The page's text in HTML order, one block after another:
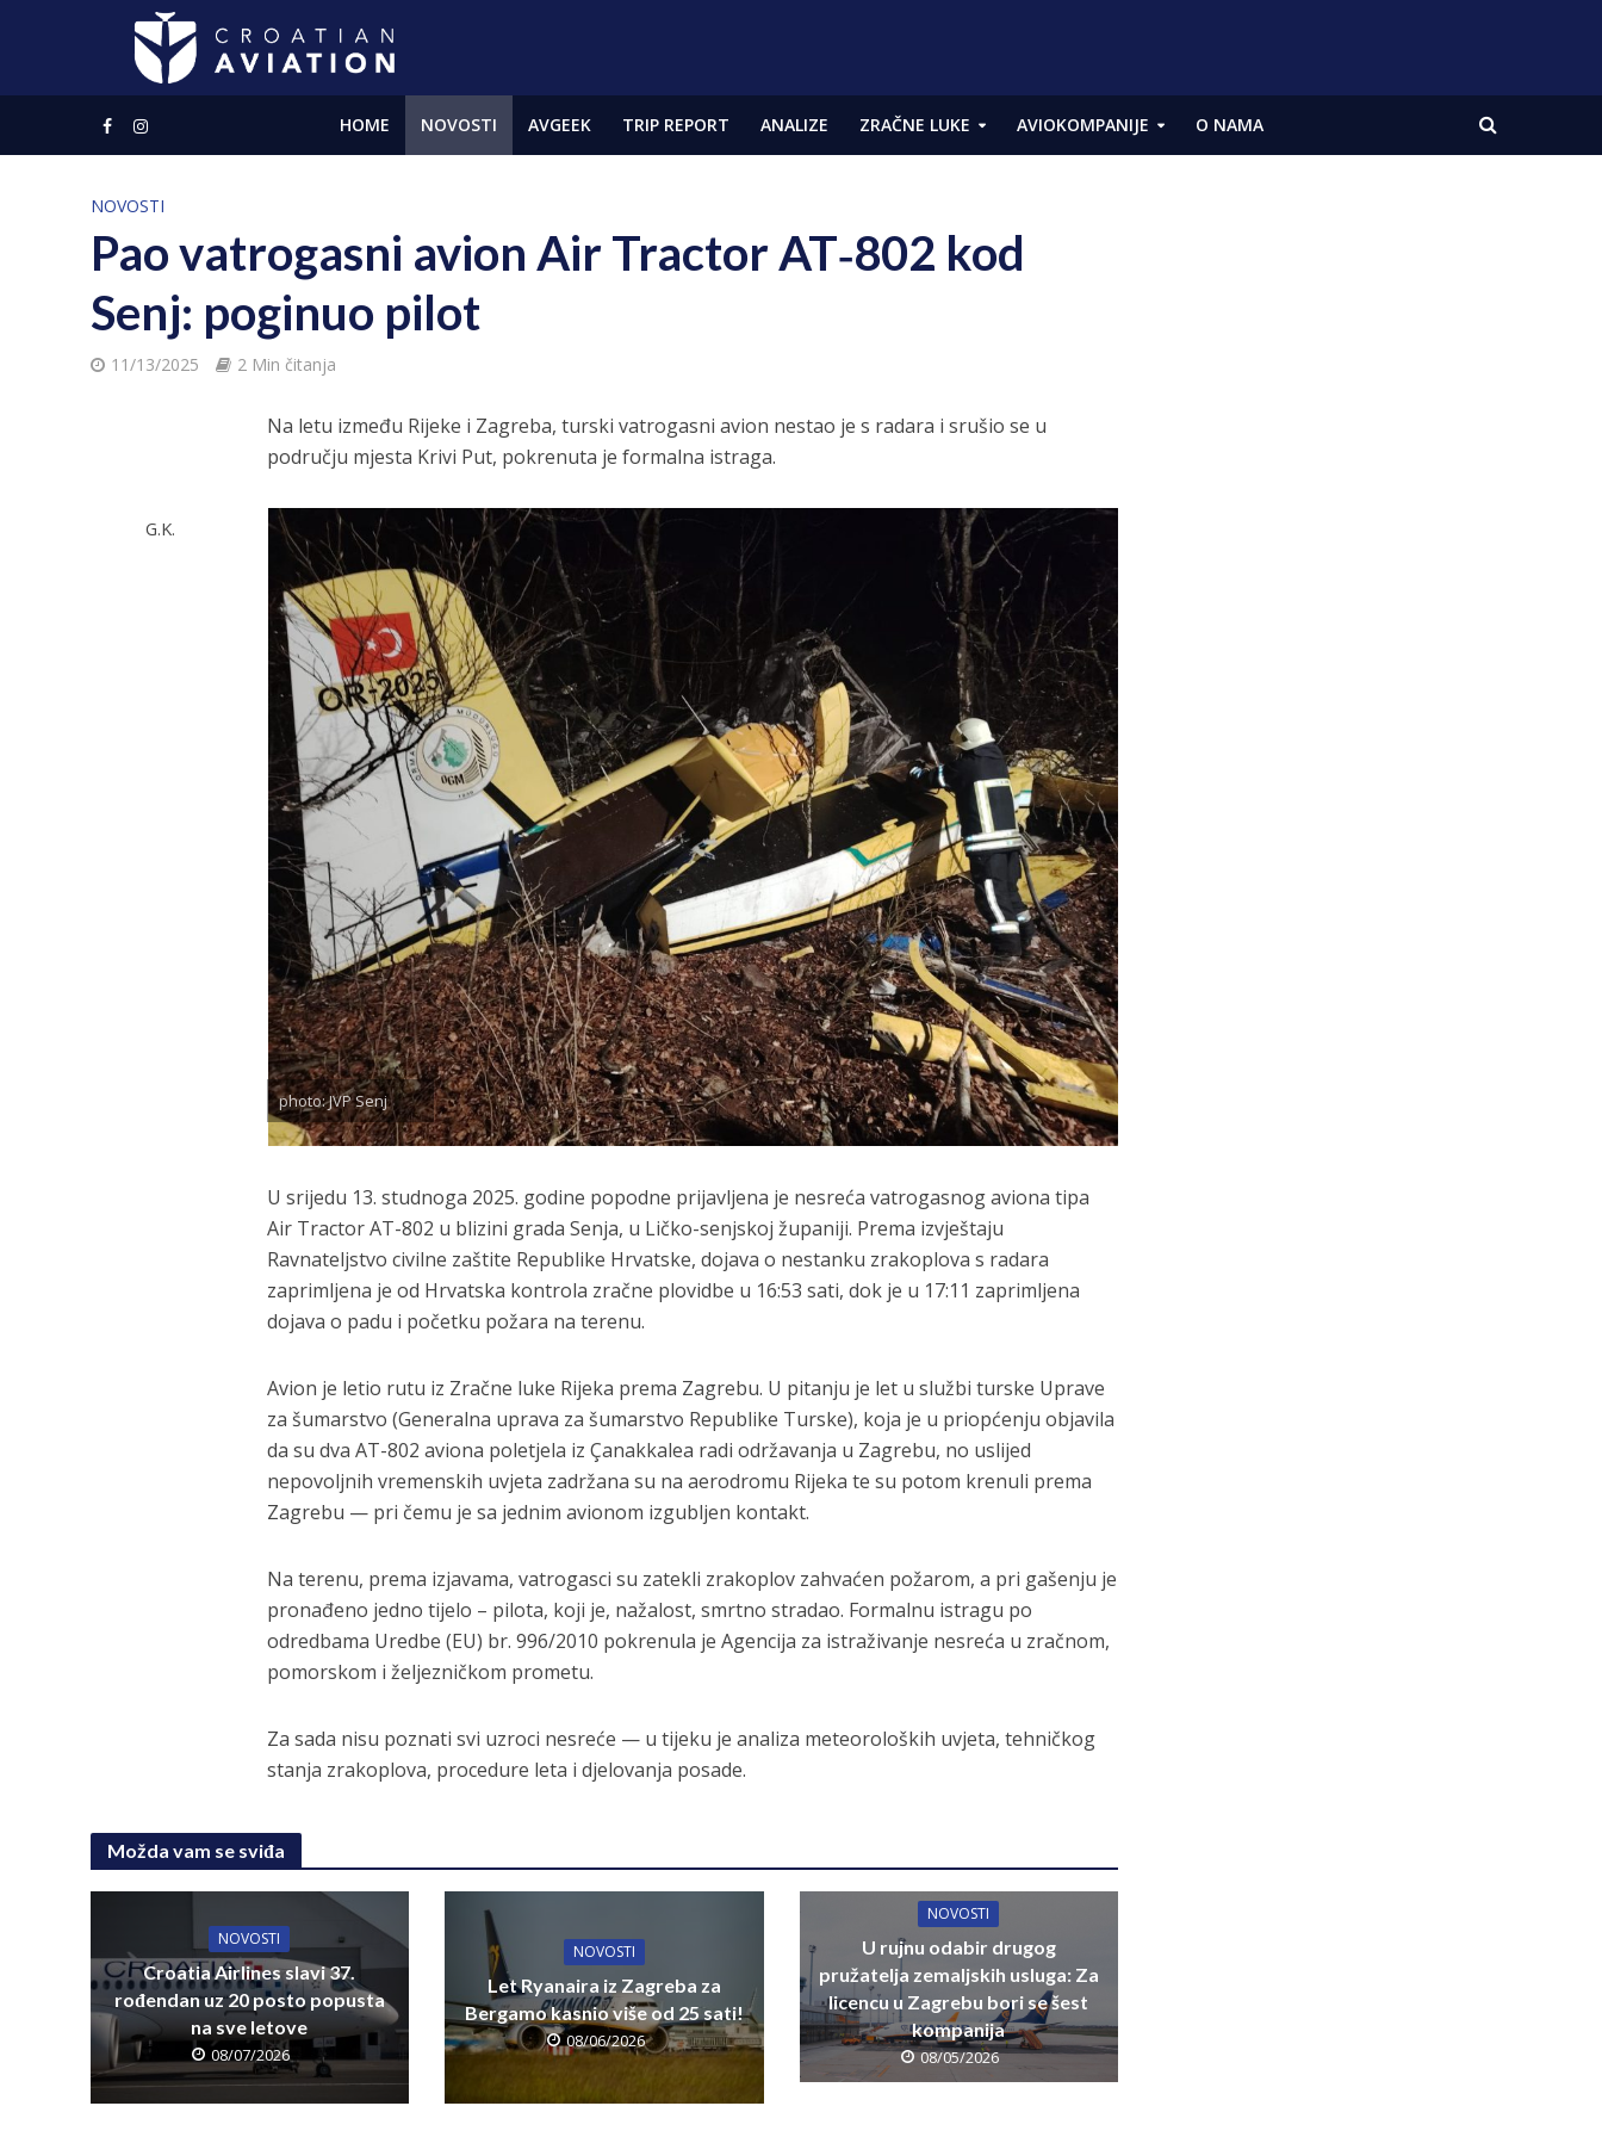
HOME NOVOSTI AVGEEK TRIP REPORT ANALIZE ZRAČNE LUKE AVIOKOMPANIJE O NAMA
NOVOSTI
Pao vatrogasni avion Air Tractor AT‑802 kod
Senj: poginuo pilot
11/13/2025 2 Min čitanja
G.K.
Na letu između Rijeke i Zagreba, turski vatrogasni avion nestao je s radara i srušio se u
području mjesta Krivi Put, pokrenuta je formalna istraga.
photo: JVP Senj
U srijedu 13. stu­dnoga 2025. godine popodne prijavljena je nesreća vatrogasnog aviona tipa
Air Tractor AT-802 u blizini grada Senja, u Ličko-senjskoj županiji. Prema izvještaju
Ravnateljstvo civilne zaštite Republike Hrvatske, dojava o nestanku zrakoplova s radara
zaprimljena je od Hrvatska kontrola zračne plovidbe u 16:53 sati, dok je u 17:11 zaprimljena
dojava o padu i početku požara na terenu.
Avion je letio rutu iz Zračne luke Rijeka prema Zagrebu. U pitanju je let u službi turske Uprave
za šumarstvo (Generalna uprava za šumarstvo Republike Turske), koja je u priopćenju objavila
da su dva AT-802 aviona poletjela iz Çanakkalea radi održavanja u Zagrebu, no uslijed
nepovoljnih vremenskih uvjeta zadržana su na aerodromu Rijeka te su potom krenuli prema
Zagrebu — pri čemu je sa jednim avionom izgubljen kontakt.
Na terenu, prema izjavama, vatrogasci su zatekli zrakoplov zahvaćen požarom, a pri gašenju je
pronađeno jedno tijelo – pilota, koji je, nažalost, smrtno stradao. Formalnu istragu po
odredbama Uredbe (EU) br. 996/2010 pokrenula je Agencija za istraživanje nesreća u zračnom,
pomorskom i željezničkom prometu.
Za sada nisu poznati svi uzroci nesreće — u tijeku je analiza meteoroloških uvjeta, tehničkog
stanja zrakoplova, procedure leta i djelovanja posade.
Možda vam se sviđa
NOVOSTI
Croatia Airlines slavi 37.
rođendan uz 20 posto popusta
na sve letove
08/07/2026
NOVOSTI
Let Ryanaira iz Zagreba za
Bergamo kasnio više od 25 sati!
08/06/2026
NOVOSTI
U rujnu odabir drugog
pružatelja zemaljskih usluga: Za
licencu u Zagrebu bori se šest
kompanija
08/05/2026